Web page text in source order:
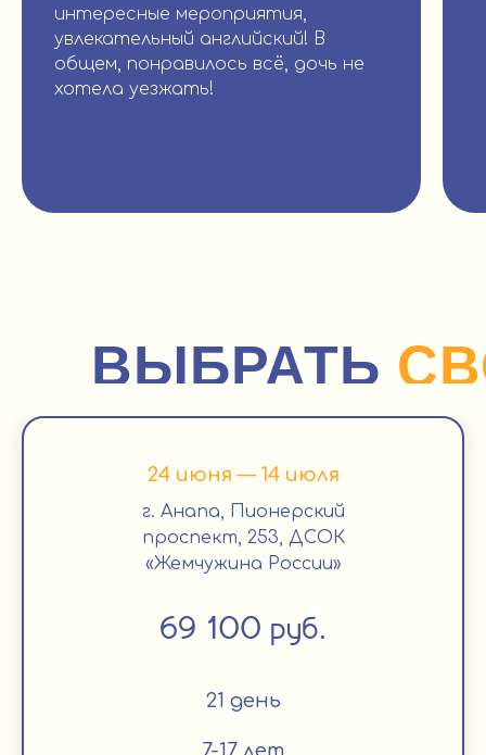
интересные мероприятия,
увлекательный английский! В
общем, понравилось всё, дочь не
хотела уезжать!
ВЫБРАТЬ
24 июня — 14 июля
г. Анапа, Пионерский
проспект, 253, ДСОК
«Жемчужина России»
69 100 руб.
21 день
7-17 лет